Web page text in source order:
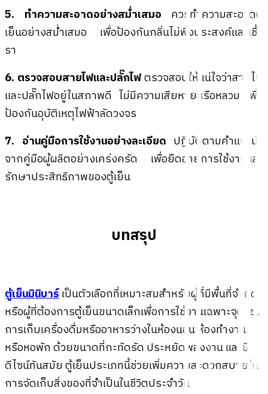
5. ทำความสะอาดอย่างสม่ำเสมอ ควรทำความสะอาดตู้
เย็นอย่างสม่ำเสมอ เพื่อป้องกันกลิ่นไม่พึงประสงค์และเชื้อ
รา
6. ตรวจสอบสายไฟและปลั๊กไฟตรวจสอบให้แน่ใจว่าสายไฟ
และปลั๊กไฟอยู่ในสภาพดี ไม่มีความเสียหายหรือหลวม เพื่อ
ป้องกันอุบัติเหตุไฟฟ้าลัดวงจร
7. อ่านคู่มือการใช้งานอย่างละเอียด ปฏิบัติตามคำแนะนำ
จากคู่มือผู้ผลิตอย่างเคร่งครัด เพื่อยืดอายุการใช้งานและ
รักษาประสิทธิภาพของตู้เย็น
บทสรุป
ตู้เย็นมินิบาร์เป็นตัวเลือกที่เหมาะสมสำหรับผู้ที่มีพื้นที่จำกัด
หรือผู้ที่ต้องการตู้เย็นขนาดเล็กเพื่อการใช้งานเฉพาะจุด เช่น
การเก็บเครื่องดื่มหรืออาหารว่างในห้องนอน ห้องทำงาน
หรือหอพัก ด้วยขนาดที่กะทัดรัด ประหยัดพลังงาน และมี
ดีไซน์ทันสมัย ตู้เย็นประเภทนี้ช่วยเพิ่มความสะดวกสบายใน
การจัดเก็บสิ่งของที่จำเป็นในชีวิตประจำวัน